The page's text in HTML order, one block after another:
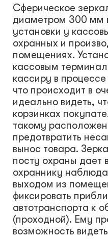
Сферическое
диаметром 300 мм
установки у
охранных и
помещениях.
кассовым
кассиру в
что происходит в
идеально видеть,
корзинках
такому
предотвратить
вынос товара.
посту охраны дает
охраннику
выходом из
фиксировать
автотранспорта к
(проходной). Ему
возможность